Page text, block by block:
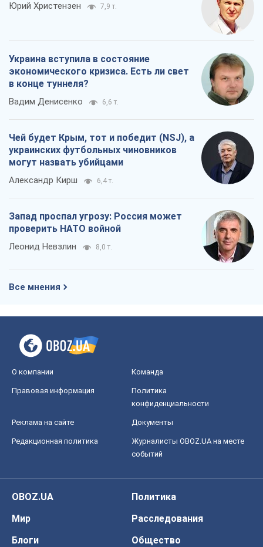
Юрий Христензен 7,9 т.
Украина вступила в состояние
экономического кризиса. Есть ли свет
в конце туннеля?
Вадим Денисенко 6,6 т.
Чей будет Крым, тот и победит (NSJ), а
украинских футбольных чиновников
могут назвать убийцами
Александр Кирш 6,4 т.
Запад проспал угрозу: Россия может
проверить НАТО войной
Леонид Невзлин 8,0 т.
Все мнения
О компании Команда
Правовая информация
Политика
конфиденциальности
Реклама на сайте Документы
Редакционная политика
Журналисты OBOZ.UA на месте
событий
OBOZ.UA
Политика
Мир
Расследования
Блоги
Общество